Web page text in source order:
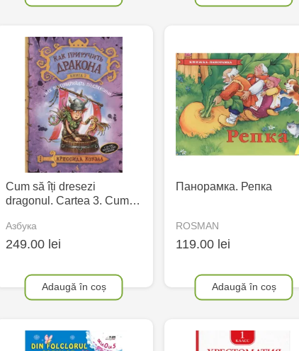
Cum să îți dresezi
dragonul. Cartea 3. Cum…
Азбука
249.00 lei
Adaugă în coș
Панорамка. Репка
ROSMAN
119.00 lei
Adaugă în coș